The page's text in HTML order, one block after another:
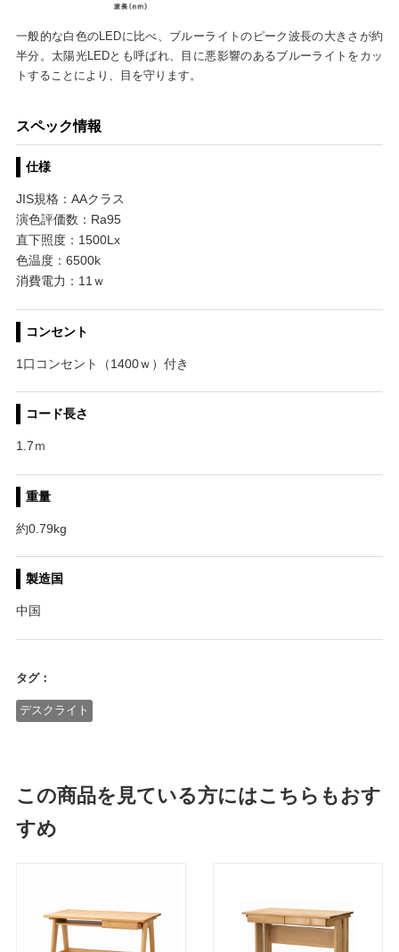
一般的な白色のLEDに比べ、ブルーライトのピーク波長の大きさが約
半分。太陽光LEDとも呼ばれ、目に悪影響のあるブルーライトをカッ
トすることにより、目を守ります。
スペック情報
仕様
JIS規格：AAクラス
演色評価数：Ra95
直下照度：1500Lx
色温度：6500k
消費電力：11ｗ
コンセント
1口コンセント（1400ｗ）付き
コード長さ
1.7ｍ
重量
約0.79kg
製造国
中国
タグ：
デスクライト
この商品を見ている方にはこちらもおす
すめ